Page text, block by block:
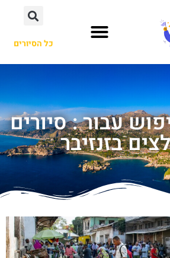
כל הסיורים
עבור : סיורים
בזנזיבר